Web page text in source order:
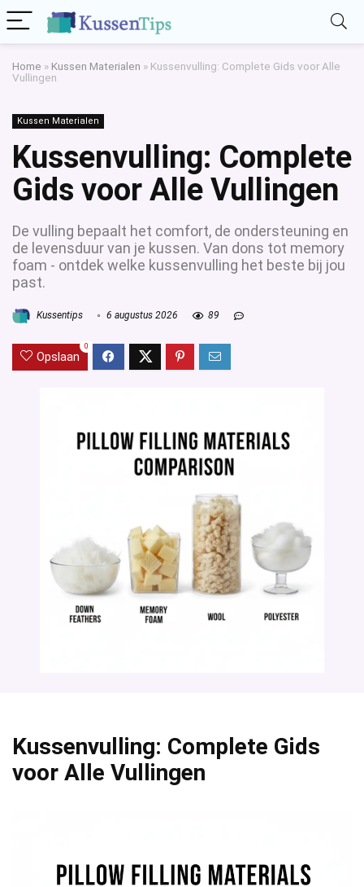
Home » Kussen Materialen » Kussenvulling: Complete Gids voor Alle
Vullingen
Kussen Materialen
Kussenvulling: Complete
Gids voor Alle Vullingen
De vulling bepaalt het comfort, de ondersteuning en
de levensduur van je kussen. Van dons tot memory
foam - ontdek welke kussenvulling het beste bij jou
past.
Kussentips 6 augustus 2026 89
Opslaan
0
Kussenvulling: Complete Gids
voor Alle Vullingen